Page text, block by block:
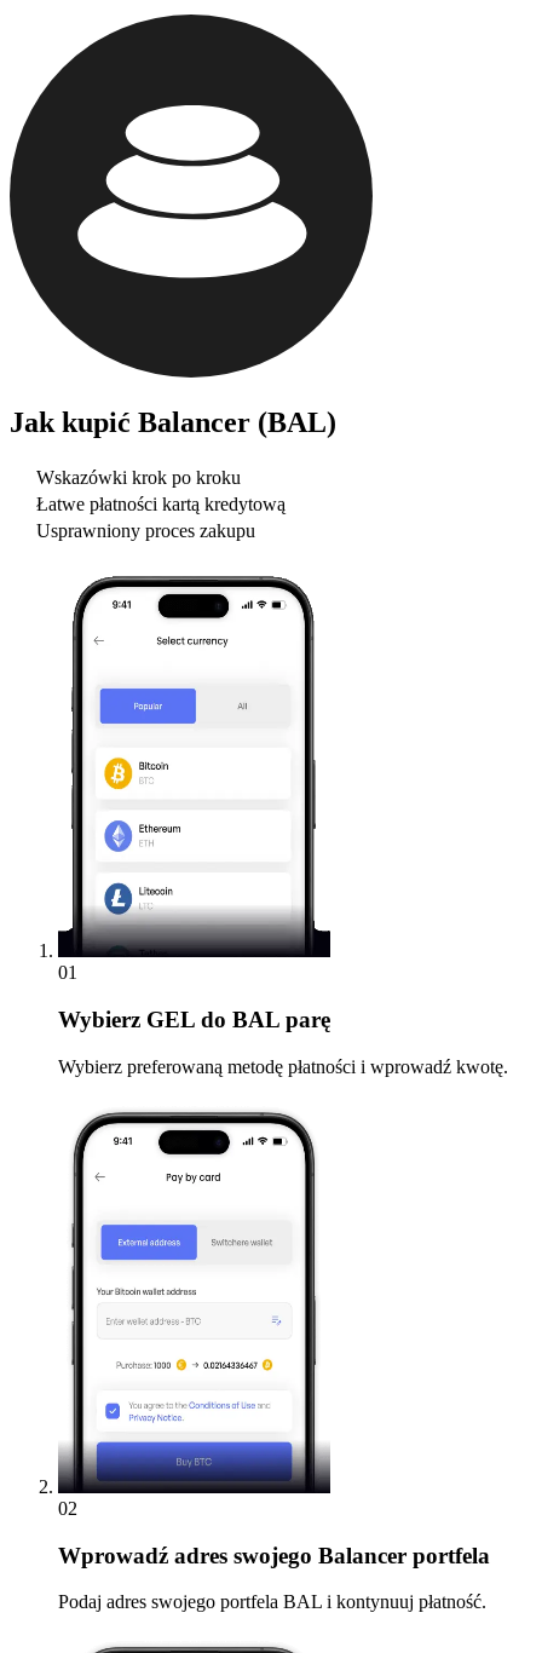
Jak kupić Balancer (BAL)
Wskazówki krok po kroku
Łatwe płatności kartą kredytową
Usprawniony proces zakupu
01
Wybierz GEL do BAL parę
Wybierz preferowaną metodę płatności i wprowadź kwotę.
02
Wprowadź adres swojego Balancer portfela
Podaj adres swojego portfela BAL i kontynuuj płatność.